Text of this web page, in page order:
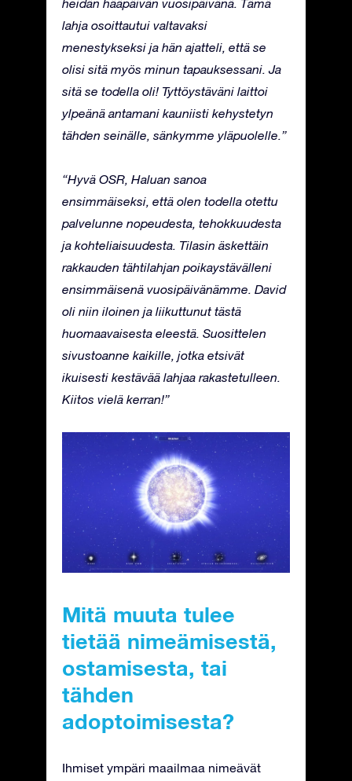
heidän hääpäivän vuosipäivänä. Tämä
lahja osoittautui valtavaksi
menestykseksi ja hän ajatteli, että se
olisi sitä myös minun tapauksessani. Ja
sitä se todella oli! Tyttöystäväni laittoi
ylpeänä antamani kauniisti kehystetyn
tähden seinälle, sänkymme yläpuolelle.”
“Hyvä OSR, Haluan sanoa
ensimmäiseksi, että olen todella otettu
palvelunne nopeudesta, tehokkuudesta
ja kohteliaisuudesta. Tilasin äskettäin
rakkauden tähtilahjan poikaystävälleni
ensimmäisenä vuosipäivänämme. David
oli niin iloinen ja liikuttunut tästä
huomaavaisesta eleestä. Suosittelen
sivustoanne kaikille, jotka etsivät
ikuisesti kestävää lahjaa rakastetulleen.
Kiitos vielä kerran!”
Mitä muuta tulee
tietää nimeämisestä,
ostamisesta, tai
tähden
adoptoimisesta?
Ihmiset ympäri maailmaa nimeävät